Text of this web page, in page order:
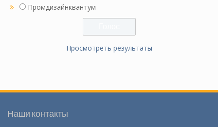
Промдизайнквантум
Просмотреть результаты
Наши контакты